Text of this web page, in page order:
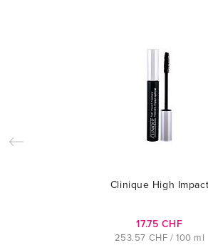
Clinique High Impact
17.75 CHF
253.57 CHF / 100 ml